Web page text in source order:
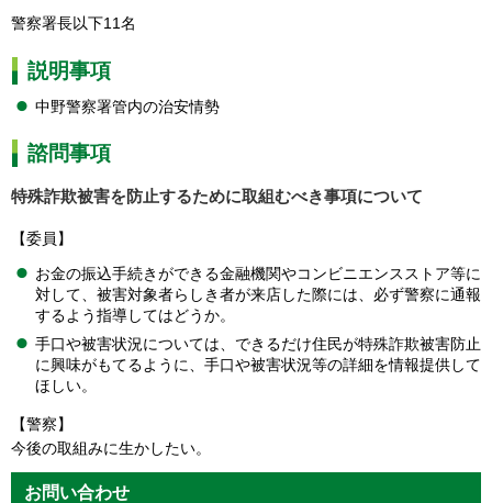
警察署長以下11名
説明事項
中野警察署管内の治安情勢
諮問事項
特殊詐欺被害を防止するために取組むべき事項について
【委員】
お金の振込手続きができる金融機関やコンビニエンスストア等に
対して、被害対象者らしき者が来店した際には、必ず警察に通報
するよう指導してはどうか。
手口や被害状況については、できるだけ住民が特殊詐欺被害防止
に興味がもてるように、手口や被害状況等の詳細を情報提供して
ほしい。
【警察】
今後の取組みに生かしたい。
お問い合わせ